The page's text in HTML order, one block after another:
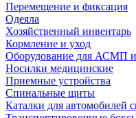
Перемещение и фиксация
Одеяла
Хозяйственный инвентарь
Кормление и уход
Оборудование для АСМП
Носилки медицинские
Приемные устройства
Спинальные щиты
Каталки для автомобилей